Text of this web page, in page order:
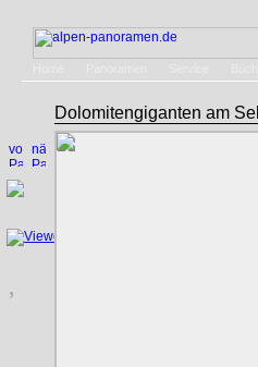
Dolomitengiganten am